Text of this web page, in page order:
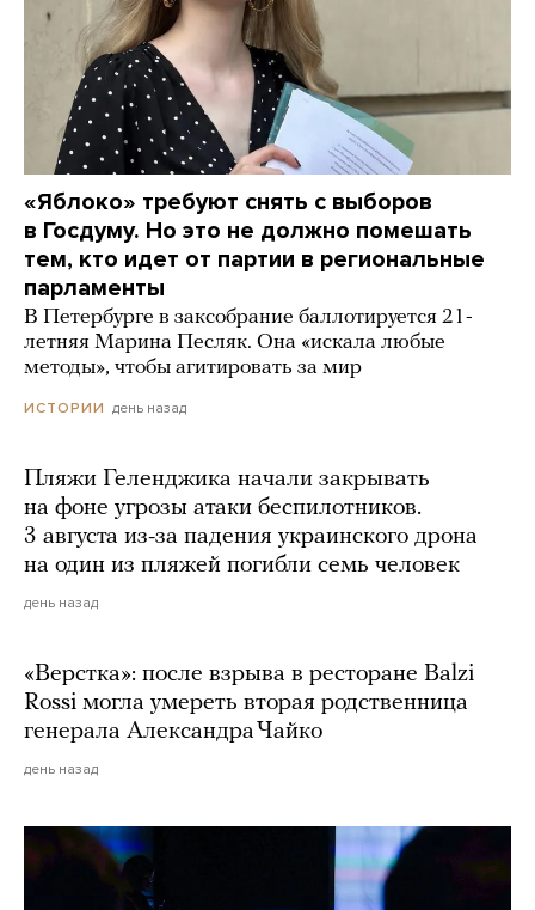
«Яблоко» требуют снять с выборов
в Госдуму. Но это не должно помешать
тем, кто идет от партии в региональные
парламенты
В Петербурге в заксобрание баллотируется 21-
летняя Марина Песляк. Она «искала любые
методы», чтобы агитировать за мир
ИСТОРИИ день назад
Пляжи Геленджика начали закрывать
на фоне угрозы атаки беспилотников.
3 августа из-за падения украинского дрона
на один из пляжей погибли семь человек
день назад
«Верстка»: после взрыва в ресторане Balzi
Rossi могла умереть вторая родственница
генерала Александра Чайко
день назад